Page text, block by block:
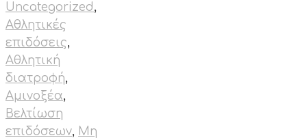
Uncategorized,
Αθλητικές
επιδόσεις,
Αθλητική
διατροφή,
Αμινοξέα,
Βελτίωση
επιδόσεων, Μη